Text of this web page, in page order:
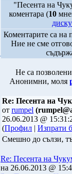
"Песента на
коментара (10
Коментарите са на
Ние не сме
Не са
Анонимни, моля
Re: Песента на
от rumpel
26.06.2013 @
(Профил | Изпрати
Смешно до сълзи,
Re: Песента на
на 26.06.2013 @